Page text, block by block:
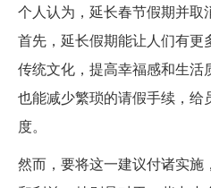
个人认为，延长春节假期并取
首先，延长假期能让人们有更
传统文化，提高幸福感和生
也能减少繁琐的请假手续，给
度。
然而，要将这一建议付诸实